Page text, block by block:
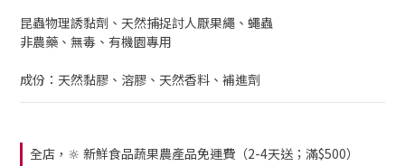
昆蟲物理誘黏劑、天然捕捉討人厭果繩、蠅蟲
非農藥、無毒、有機園專用
成份：天然黏膠、溶膠、天然香料、補進劑
全店，🔆 新鮮食品蔬果農產品免運費（2-4天送；滿$500）